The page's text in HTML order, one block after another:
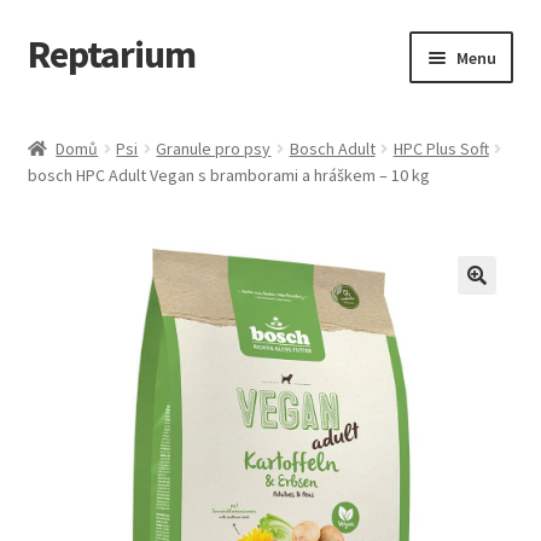
Přeskočit
na
Přejít
k
webu
Reptarium Menu
Košík
Malá zvířata — Klece, krmivo, vybavení
Domů Psi Granule pro psy Bosch Adult
HPC Plus Soft
bosch HPC Adult Vegan s bramborami a hráškem – 10 kg